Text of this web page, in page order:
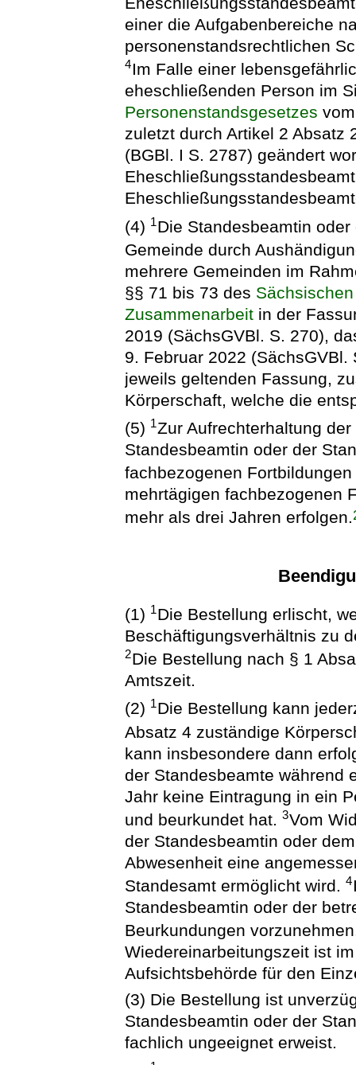
einer die Aufgabenbereiche
personenstandsrechtlichen
4Im Falle einer
eheschließenden Person im
Personenstandsgesetzes
zuletzt durch Artikel 2 Absatz
(BGBl. I S. 2787) geändert
(4) 1Die Standesbeamtin
Gemeinde durch
mehrere Gemeinden im
§§ 71 bis 73 des
Zusammenarbeit in der
2019 (SächsGVBl. S. 270),
9. Februar 2022
jeweils geltenden Fassung,
Körperschaft, welche die
(5) 1Zur Aufrechterhaltung
Standesbeamtin oder der
fachbezogenen
mehrtägigen fachbezogenen
mehr als drei Jahren erfolgen.
(1) 1Die Bestellung erlischt,
Beschäftigungsverhältnis zu
2Die Bestellung nach § 1
Amtszeit.
(2) 1Die Bestellung kann
Absatz 4 zuständige
kann insbesondere dann
der Standesbeamte während
Jahr keine Eintragung in ein
und beurkundet hat.3Vom
der Standesbeamtin oder
Abwesenheit eine
Standesamt ermöglicht wird.4
Standesbeamtin oder der
Beurkundungen
Wiedereinarbeitungszeit ist
Aufsichtsbehörde für den
(3) Die Bestellung ist
Standesbeamtin oder der
fachlich ungeeignet erweist.